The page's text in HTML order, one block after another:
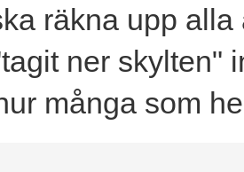
räkna upp
ner skylten"
många som